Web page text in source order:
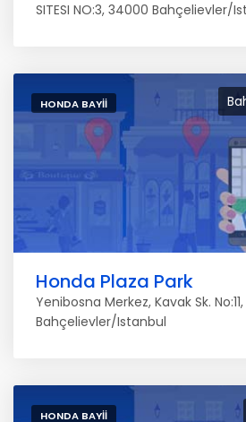
SITESI NO:3, 34000 Bahçelievler/
HONDA BAYII
Honda Plaza Park
Yenibosna Merkez, Kavak Sk.
Bahçelievler/Istanbul
HONDA BAYII